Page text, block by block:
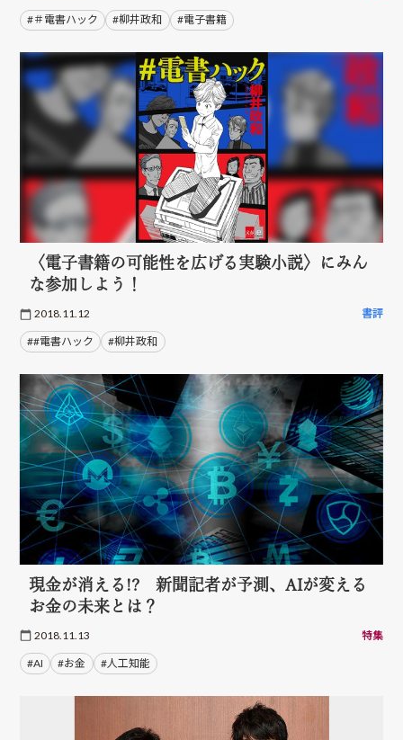
#＃電書ハック #柳井政和 #電子書籍
〈電子書籍の可能性を広げる実験小説〉にみん
な参加しよう！
2018.11.12 書評
##電書ハック #柳井政和
現金が消える!? 新聞記者が予測、AIが変える
お金の未来とは？
2018.11.13 特集
#AI #お金 #人工知能